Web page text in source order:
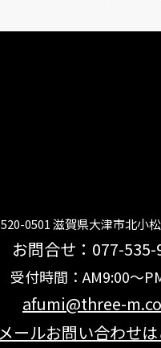
0501 滋賀県大津市北小
お問合せ：077-535-
受付時間：AM9:00～
afumi@three-
メールお問い合わせ